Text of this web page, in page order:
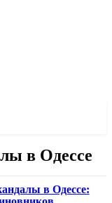
в Одессе
в Одессе: